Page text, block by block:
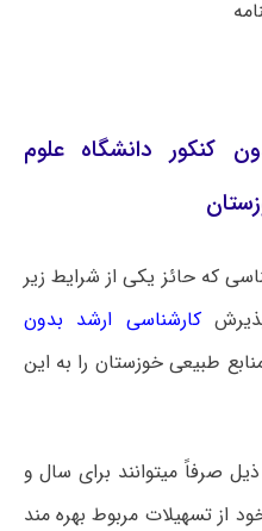
کنکور دانشگاه علوم
که حائز یکی از شرایط زیر
کارشناسی ارشد بدون
طبیعی خوزستان را به این
صرفاً میتوانند برای سال و
از تسهیلات مربوط بهره مند